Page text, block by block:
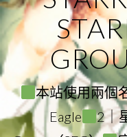
本站使用兩個
Eagle
2｜